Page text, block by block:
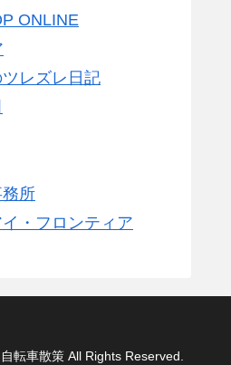
ONLINE
レズレ日記
所
・フロンティア
転車散策 All Rights Reserved.